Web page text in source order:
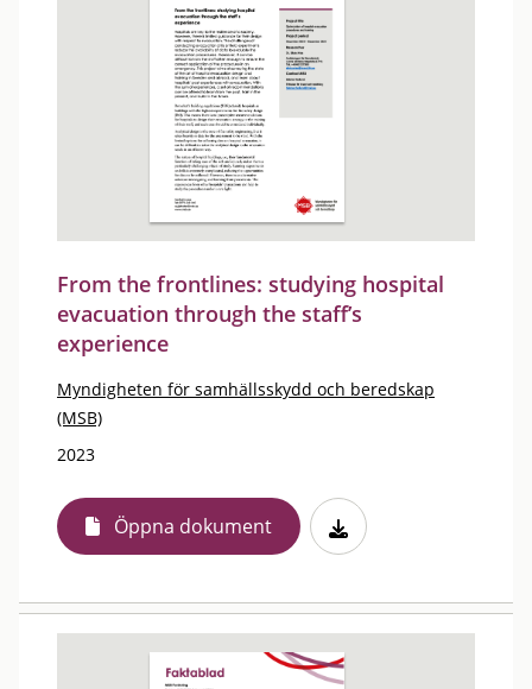
From the frontlines: studying hospital
evacuation through the staff’s
experience
Myndigheten för samhällsskydd och beredskap
(MSB)
2023
Öppna dokument